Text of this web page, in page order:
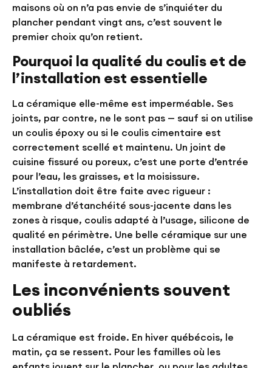
maisons où on n’a pas envie de s’inquiéter du
plancher pendant vingt ans, c’est souvent le
premier choix qu’on retient.
Pourquoi la qualité du coulis et de
l’installation est essentielle
La céramique elle-même est imperméable. Ses
joints, par contre, ne le sont pas — sauf si on utilise
un coulis époxy ou si le coulis cimentaire est
correctement scellé et maintenu. Un joint de
cuisine fissuré ou poreux, c’est une porte d’entrée
pour l’eau, les graisses, et la moisissure.
L’installation doit être faite avec rigueur :
membrane d’étanchéité sous-jacente dans les
zones à risque, coulis adapté à l’usage, silicone de
qualité en périmètre. Une belle céramique sur une
installation bâclée, c’est un problème qui se
manifeste à retardement.
Les inconvénients souvent
oubliés
La céramique est froide. En hiver québécois, le
matin, ça se ressent. Pour les familles où les